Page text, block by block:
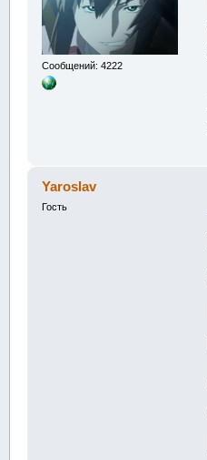
Сообщений: 4222
Yaroslav
Гость